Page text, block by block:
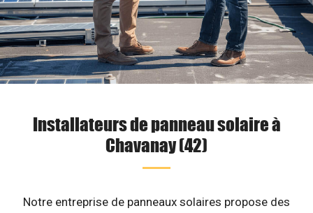
Installateurs de panneau solaire à
Chavanay (42)
Notre entreprise de panneaux solaires propose des